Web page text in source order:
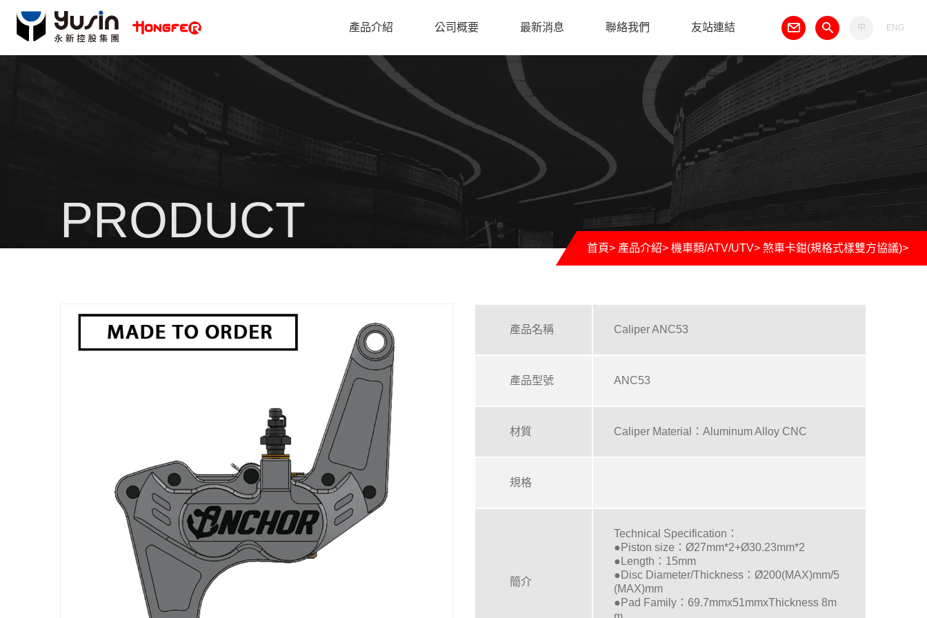
產品介紹 公司概要 最新消息 聯絡我們 友站連結 中 ENG
PRODUCT
首頁> 產品介紹> 機車類/ATV/UTV> 煞車卡鉗(規格式樣雙方協議)>
產品名稱 Caliper ANC53
產品型號 ANC53
材質 Caliper Material：Aluminum Alloy CNC
規格
簡介
Technical Specification：
●Piston size：Ø27mm*2+Ø30.23mm*2
●Length：15mm
●Disc Diameter/Thickness：Ø200(MAX)mm/5
(MAX)mm
●Pad Family：69.7mmx51mmxThickness 8m